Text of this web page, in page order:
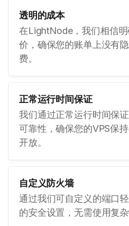
透明的成本
在LightNode，我们相信
价，确保您的账单上没有
费。
正常运行时间保证
我们通过正常运行时间保
可靠性，确保您的VPS保
开放。
自定义防火墙
通过我们可自定义的端口
的安全设置，无需使用复杂